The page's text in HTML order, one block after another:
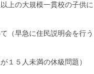
上の大規模一貫校の子供に
（早急に住民説明会を行う
５人未満の休級問題）